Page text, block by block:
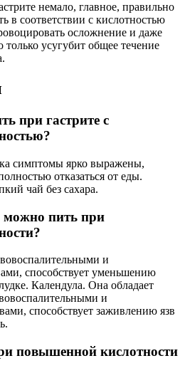
немало, главное, правильно
в соответствии с кислотностью
осложнение и даже
только усугубит общее течение
при гастрите с
симптомы ярко выражены,
отказаться от еды.
чай без сахара.
можно пить при
и
способствует уменьшению
Календула. Она обладает
и
способствует заживлению язв
повышенной кислотности